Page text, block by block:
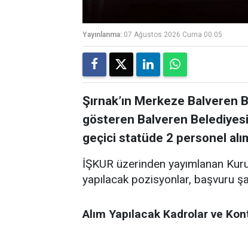
Yayınlanma: 07 Ağustos 2026 Cuma 00:05
Şırnak’ın Merkeze
gösteren Balveren Belediyesi
geçici statüde 2 personel
İŞKUR üzerinden yayımlanan
yapılacak pozisyonlar, başvuru
Alım Yapılacak Kadrolar ve